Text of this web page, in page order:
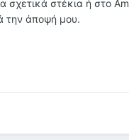
σχετικά στέκια ή στο
την άποψή μου.